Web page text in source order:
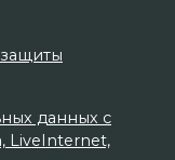
данных с
LiveInternet,